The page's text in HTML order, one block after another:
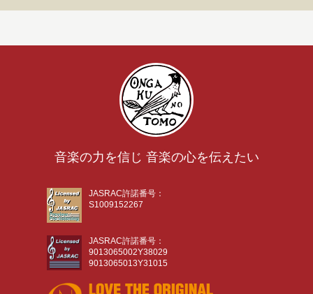
音楽の力を信じ 音楽の心を伝えたい
JASRAC許諾番号：
S1009152267
JASRAC許諾番号：
9013065002Y38029
9013065013Y31015